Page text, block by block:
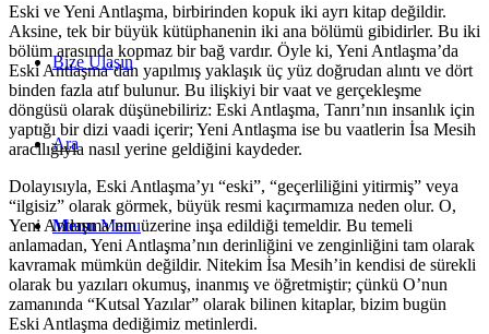
Bize Ulaşın
Ara
Menu Menu
Eski ve Yeni Antlaşma, birbirinden kopuk iki ayrı kitap değildir.
Aksine, tek bir büyük kütüphanenin iki ana bölümü gibidirler. Bu iki
bölüm arasında kopmaz bir bağ vardır. Öyle ki, Yeni Antlaşma’da
Eski Antlaşma’dan yapılmış yaklaşık üç yüz doğrudan alıntı ve dört
binden fazla atıf bulunur. Bu ilişkiyi bir vaat ve gerçekleşme
döngüsü olarak düşünebiliriz: Eski Antlaşma, Tanrı’nın insanlık için
yaptığı bir dizi vaadi içerir; Yeni Antlaşma ise bu vaatlerin İsa Mesih
aracılığıyla nasıl yerine geldiğini kaydeder.
Dolayısıyla, Eski Antlaşma’yı “eski”, “geçerliliğini yitirmiş” veya
“ilgisiz” olarak görmek, büyük resmi kaçırmamıza neden olur. O,
Yeni Antlaşma’nın üzerine inşa edildiği temeldir. Bu temeli
anlamadan, Yeni Antlaşma’nın derinliğini ve zenginliğini tam olarak
kavramak mümkün değildir. Nitekim İsa Mesih’in kendisi de sürekli
olarak bu yazıları okumuş, inanmış ve öğretmiştir; çünkü O’nun
zamanında “Kutsal Yazılar” olarak bilinen kitaplar, bizim bugün
Eski Antlaşma dediğimiz metinlerdi.